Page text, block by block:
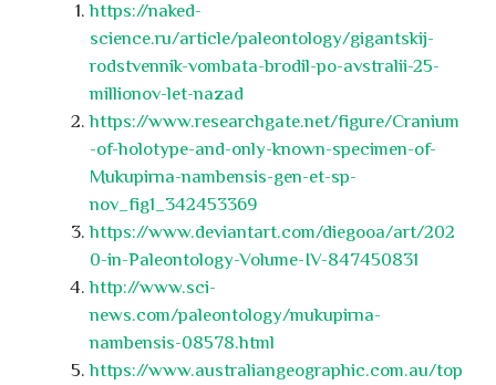
https://naked-
science.ru/article/paleontology/gigantskij-
rodstvennik-vombata-brodil-po-avstralii-25-
millionov-let-nazad
https://www.researchgate.net/figure/Cranium
-of-holotype-and-only-known-specimen-of-
Mukupirna-nambensis-gen-et-sp-
nov_fig1_342453369
https://www.deviantart.com/diegooa/art/202
0-in-Paleontology-Volume-IV-847450831
http://www.sci-
news.com/paleontology/mukupirna-
nambensis-08578.html
https://www.australiangeographic.com.au/top